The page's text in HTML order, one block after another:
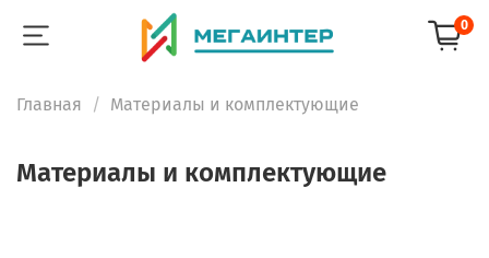
0
Главная Материалы и комплектующие
Материалы и комплектующие